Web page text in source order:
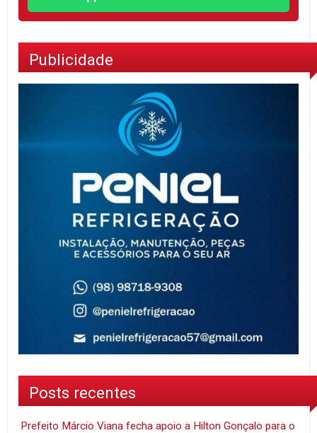
Publicidade
Posts recentes
Prefeito Márcio Viana fecha apoio a Hilton Gonçalo para o